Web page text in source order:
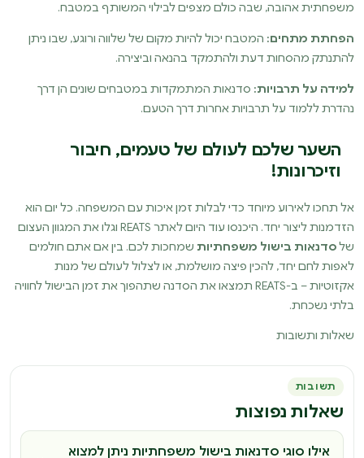
משפחתית אהובה, שבה כולם מצפים לבילוי המשותף במטבח.
הפחתת מתחים: המטבח יכול להיות מקום של שלווה ורוגע, שבו ניתן
להתנתק מהסחות דעת ולהתמקד בהנאה וביצירה.
למידה על תרבויות: סדנאות המתמקדות במטבחים שונים הן דרך
נהדרת ללמוד על תרבויות אחרות דרך הטעם.
השער שלכם לעולם של טעמים, חיבור
וזיכרונות!
אל תחכו לאירוע מיוחד כדי לבלות זמן איכות עם המשפחה. כל יום הוא
הזדמנות ליצור יחד. היכנסו עוד היום לאתר REATS וגלו את המגוון העצום
שלסדנאות בישול משפחתיות שמחכות לכם. בין אם אתם חולמים
לאפות לחם יחד, להכין פיצה מושלמת, או לצלול לעולם של מנות
אקזוטיות – ב-REATS תמצאו את הסדנה שתהפוך את זמן הבישול לחוויה
בלתי נשכחת.
שאלות ותשובות
תשובות
שאלות נפוצות
אילו סוגי סדנאות בישול משפחתיות ניתן למצוא